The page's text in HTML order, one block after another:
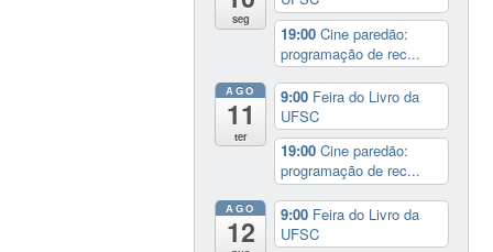
seg
19:00Cine paredão:
programação de rec...
AGO
11
ter
9:00 Feira do Livro da
UFSC
19:00Cine paredão:
programação de rec...
AGO
12
9:00 Feira do Livro da
UFSC